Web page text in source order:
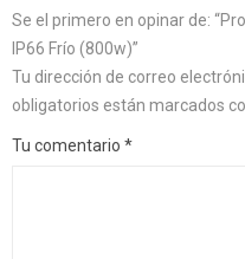
Se el primero en opinar de:
IP66 Frío (800w)”
Tu dirección de correo
obligatorios están marcados
Tu comentario *